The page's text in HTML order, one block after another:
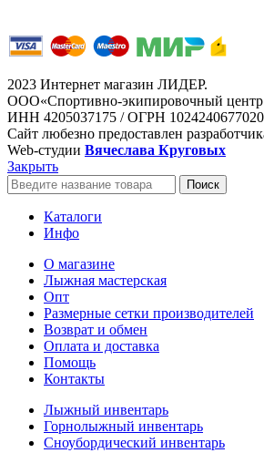
2023 Интернет магазин ЛИДЕР.
ООО«Спортивно-экипировочный
ИНН 4205037175 / ОГРН 1024240677020
Сайт любезно предоставлен
Web-студии Вячеслава Круговых
Закрыть
Поиск
Каталоги
Инфо
О магазине
Лыжная мастерская
Опт
Размерные сетки производителей
Возврат и обмен
Оплата и доставка
Помощь
Контакты
Лыжный инвентарь
Горнолыжный инвентарь
Сноубордический инвентарь